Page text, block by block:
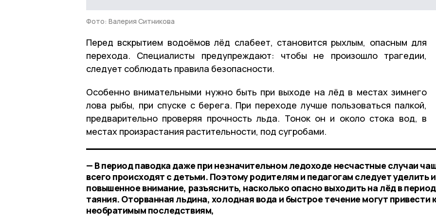
Фото: Валерия Ситникова
Перед вскрытием водоёмов лёд слабеет, становится рыхлым, опасным для
перехода. Специалисты предупреждают: чтобы не произошло трагедии,
следует соблюдать правила безопасности.
Особенно внимательными нужно быть при выходе на лёд в местах зимнего
лова рыбы, при спуске с берега. При переходе лучше пользоваться палкой,
предварительно проверяя прочность льда. Тонок он и около стока вод, в
местах произрастания растительности, под сугробами.
— В период паводка даже при незначительном ледоходе несчастные случаи
всего происходят с детьми. Поэтому родителям и педагогам следует уделить
повышенное внимание, разъяснить, насколько опасно выходить на лёд в период
таяния. Оторванная льдина, холодная вода и быстрое течение могут привести
необратимым последствиям,